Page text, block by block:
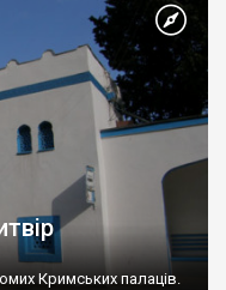
Кримських палаців.